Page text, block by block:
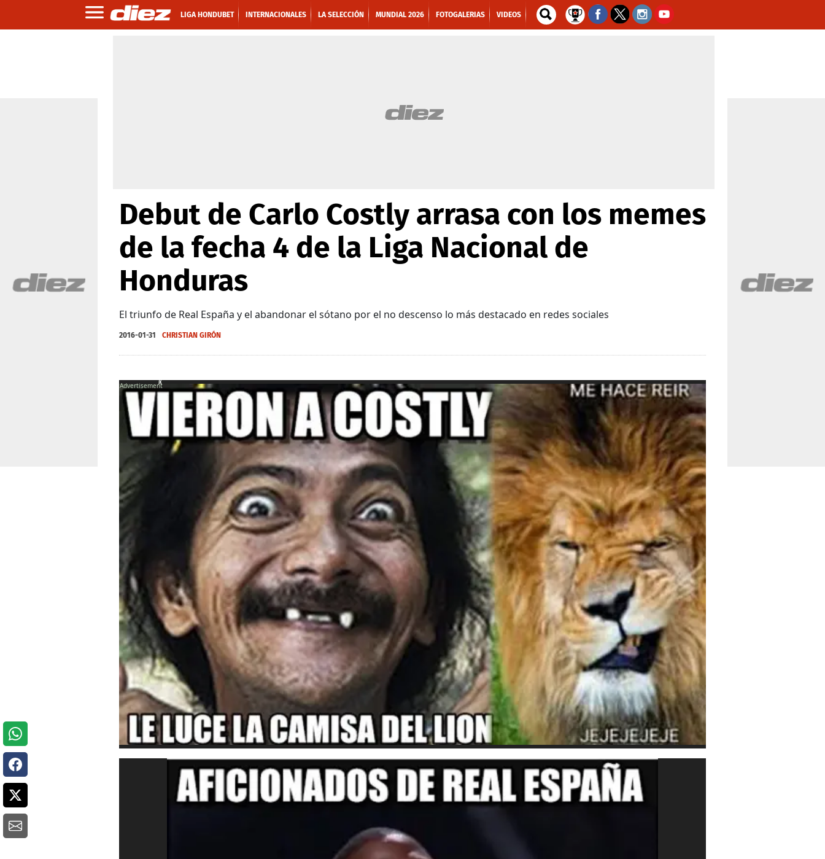
LIGA HONDUBET INTERNACIONALES LA SELECCIÓN MUNDIAL 2026 FOTOGALERIAS VIDEOS
Debut de Carlo Costly arrasa con los memes
de la fecha 4 de la Liga Nacional de
Honduras
El triunfo de Real España y el abandonar el sótano por el no descenso lo más destacado en redes sociales
2016-01-31 CHRISTIAN GIRÓN
X